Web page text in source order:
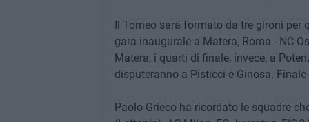
Il Torneo sarà formato da tre gironi
gara inaugurale a Matera, Roma - NC
Matera; i quarti di finale, invece, a
disputeranno a Pisticci e Ginosa. Finale
Paolo Grieco ha ricordato le squadre